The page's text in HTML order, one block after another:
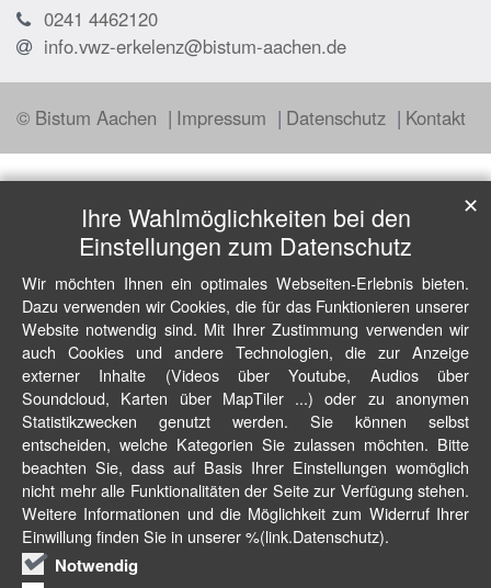
0241 4462120
info.vwz-erkelenz@bistum-aachen.de
© Bistum Aachen Impressum Datenschutz Kontakt
Ihre Wahlmöglichkeiten bei den
Einstellungen zum Datenschutz
Wir möchten Ihnen ein optimales Webseiten-Erlebnis bieten.
Dazu verwenden wir Cookies, die für das Funktionieren unserer
Website notwendig sind. Mit Ihrer Zustimmung verwenden wir
auch Cookies und andere Technologien, die zur Anzeige
externer Inhalte (Videos über Youtube, Audios über
Soundcloud, Karten über MapTiler ...) oder zu anonymen
Statistikzwecken genutzt werden. Sie können selbst
entscheiden, welche Kategorien Sie zulassen möchten. Bitte
beachten Sie, dass auf Basis Ihrer Einstellungen womöglich
nicht mehr alle Funktionalitäten der Seite zur Verfügung stehen.
Weitere Informationen und die Möglichkeit zum Widerruf Ihrer
Einwillung finden Sie in unserer %(link.Datenschutz).
Notwendig
✕